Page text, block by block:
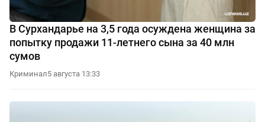
В Сурхандарье на 3,5 года осуждена женщина за
попытку продажи 11-летнего сына за 40 млн
сумов
Криминал5 августа 13:33